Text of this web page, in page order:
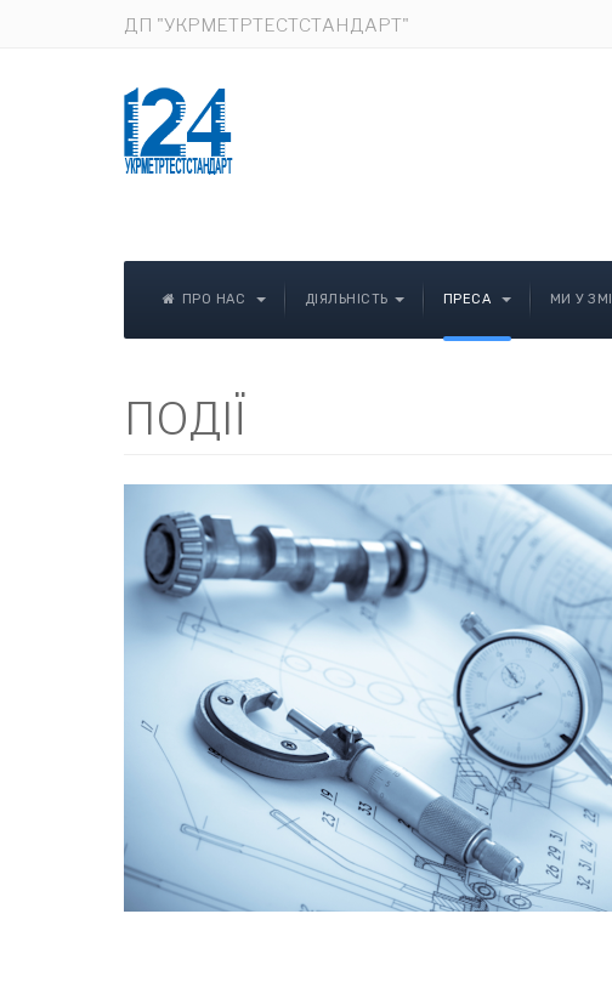
ДП "УКРМЕТРТЕСТСТАНДАРТ"
ПРО НАС ДІЯЛЬНІСТЬ ПРЕСА МИ У ЗМІ
ПОДІЇ